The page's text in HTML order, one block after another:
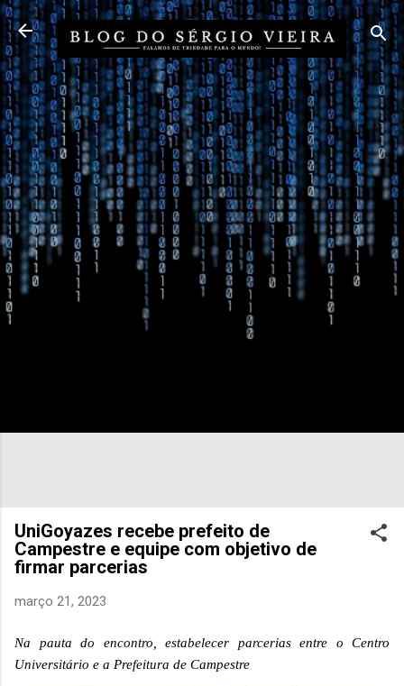
Pular para o conteúdo principal
UniGoyazes recebe prefeito de
Campestre e equipe com objetivo de
firmar parcerias
março 21, 2023
Na pauta do encontro, estabelecer parcerias entre o Centro
Universitário e a Prefeitura de Campestre